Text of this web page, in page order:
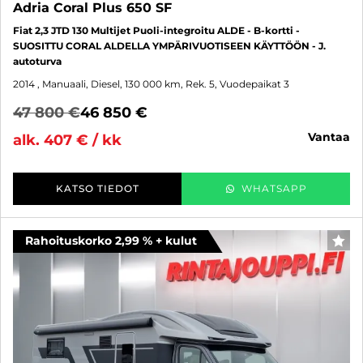
Adria Coral Plus 650 SF
Fiat 2,3 JTD 130 Multijet Puoli-integroitu ALDE - B-kortti -
SUOSITTU CORAL ALDELLA YMPÄRIVUOTISEEN KÄYTTÖÖN - J.
autoturva
2014 , Manuaali, Diesel, 130 000 km, Rek. 5, Vuodepaikat 3
47 800 €46 850 €
alk. 407 € / kk
vantaa
KATSO TIEDOT WHATSAPP
Rahoituskorko 2,99 % + kulut